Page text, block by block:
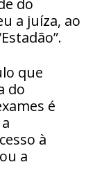
do
a juíza, ao
que
do
é
à
a